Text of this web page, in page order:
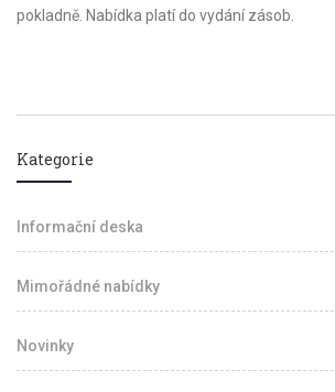
pokladně. Nabídka platí do vydání zásob.
Kategorie
Informační deska
Mimořádné nabídky
Novinky